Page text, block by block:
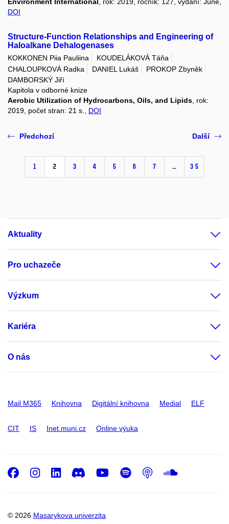
DOI
Structure-Function Relationships and Engineering of
Haloalkane Dehalogenases
KOKKONEN Piia Pauliina
KOUDELÁKOVÁ Táňa
CHALOUPKOVÁ Radka
DANIEL Lukáš
PROKOP Zbyněk
DAMBORSKÝ Jiří
Kapitola v odborné knize
Aerobic Utilization of Hydrocarbons, Oils, and Lipids , rok:
2019, počet stran: 21 s., DOI
Předchozí
1 2 3 4 5 6 7 … 35
Další
Aktuality
Pro uchazeče
Výzkum
Kariéra
O nás
Mail M365 Knihovna Digitální knihovna Medial ELF
CIT IS Inet.muni.cz Online výuka
© 2026 Masarykova univerzita
Facebook
Instagram
LinkedIn
DiscordYoutube
Spotify
Podcast